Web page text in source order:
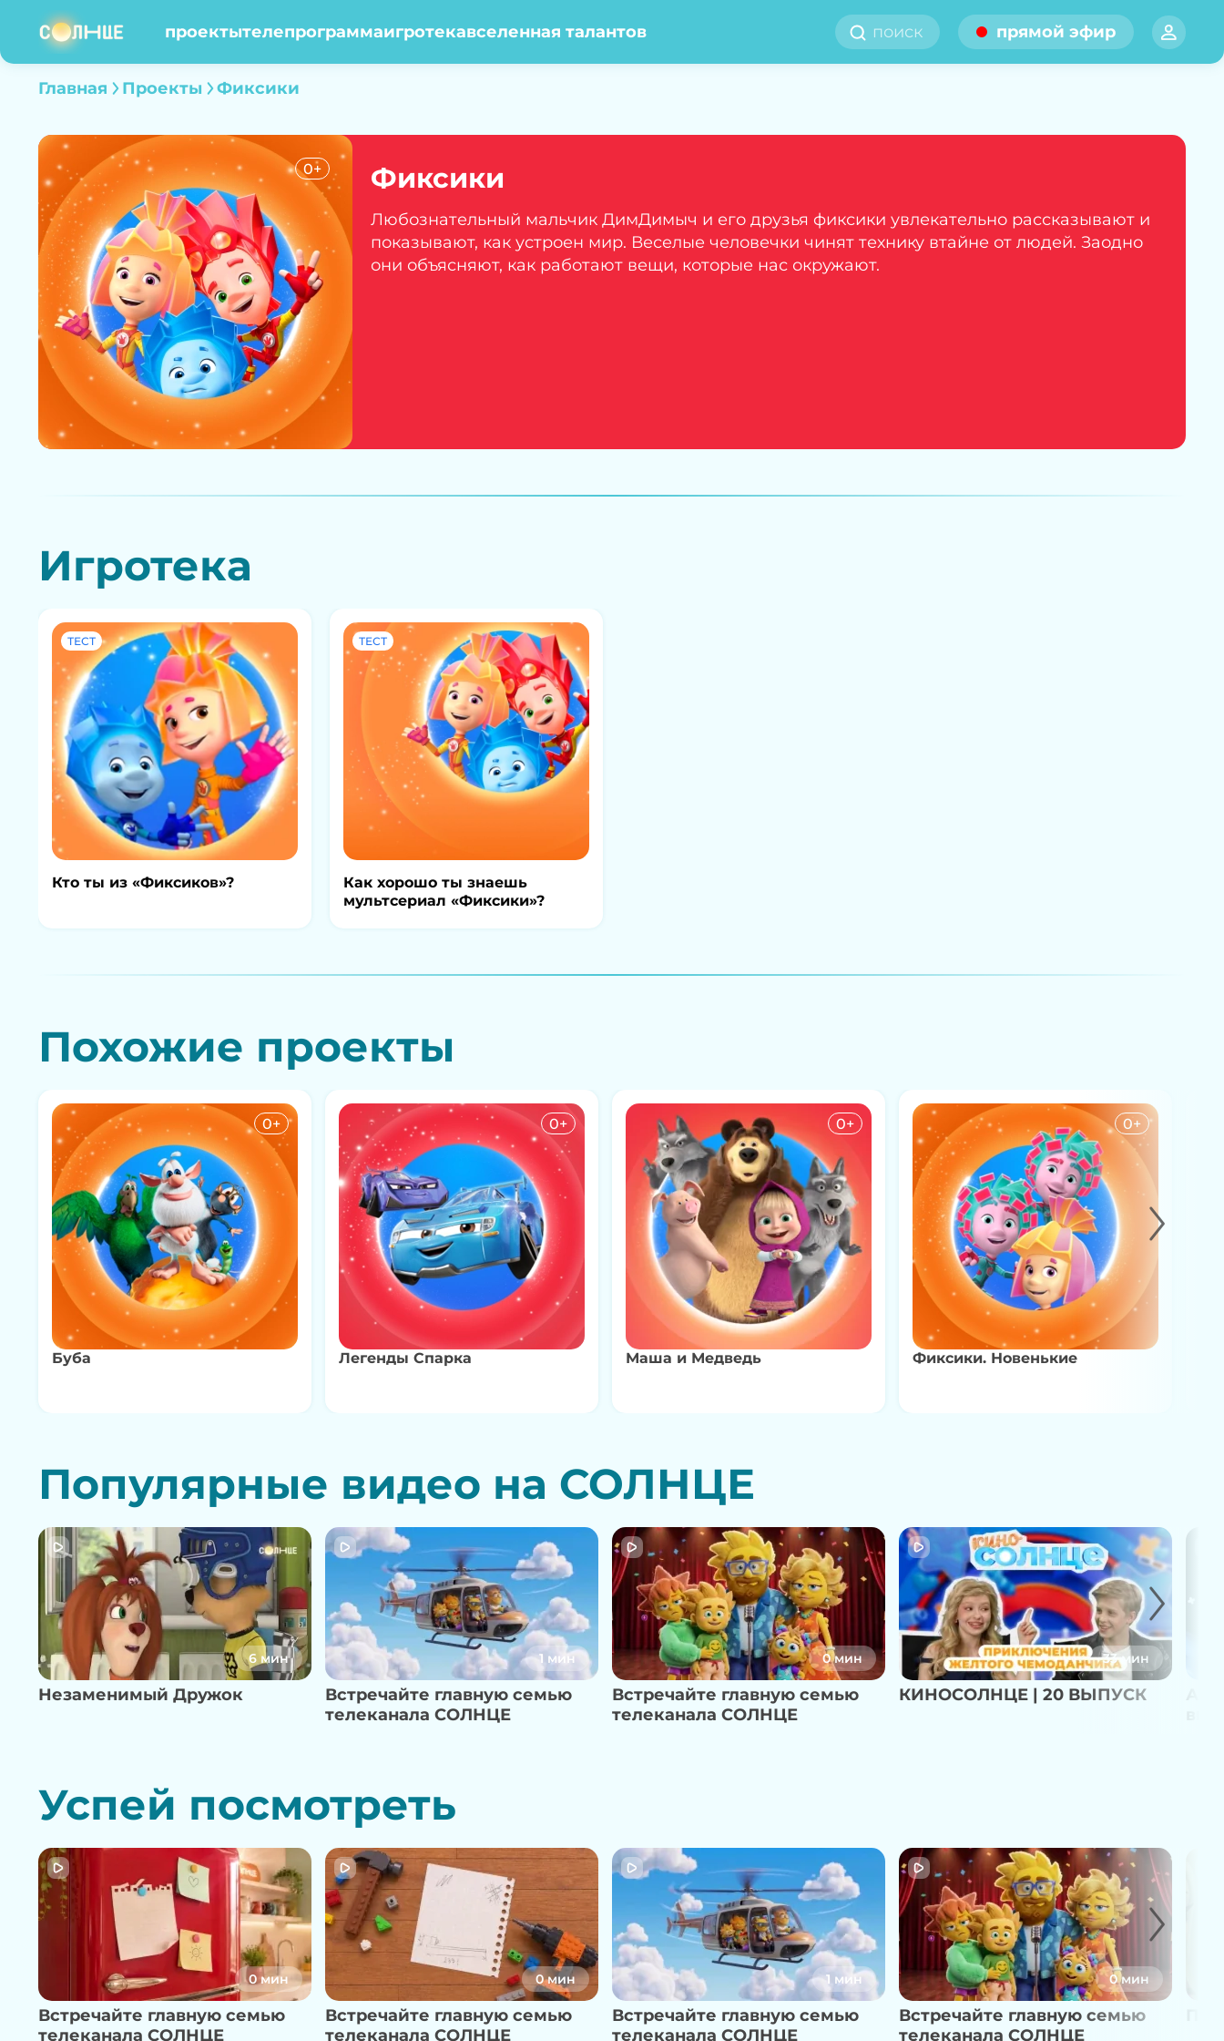
проектытелепрограммаигротекавселенная талантов прямой эфир
Главная Проекты Фиксики
0+ Фиксики
Любознательный мальчик ДимДимыч и его друзья фиксики увлекательно рассказывают и
показывают, как устроен мир. Веселые человечки чинят технику втайне от людей. Заодно
они объясняют, как работают вещи, которые нас окружают.
Игротека
ТЕСТ
Кто ты из «Фиксиков»?
ТЕСТ
Как хорошо ты знаешь
мультсериал «Фиксики»?
Похожие проекты
0+
Буба
0+
Легенды Спарка
0+
Маша и Медведь
0+
Фиксики. Новенькие
Популярные видео на СОЛНЦЕ
6 мин
Незаменимый Дружок
1 мин
Встречайте главную семью
телеканала СОЛНЦЕ
0 мин
Встречайте главную семью
телеканала СОЛНЦЕ
33 мин
КИНОСОЛНЦЕ | 20 ВЫПУСК
Успей посмотреть
0 мин
Встречайте главную семью
телеканала СОЛНЦЕ
0 мин
Встречайте главную семью
телеканала СОЛНЦЕ
1 мин
Встречайте главную семью
телеканала СОЛНЦЕ
0 мин
Встречайте главную семью
телеканала СОЛНЦЕ